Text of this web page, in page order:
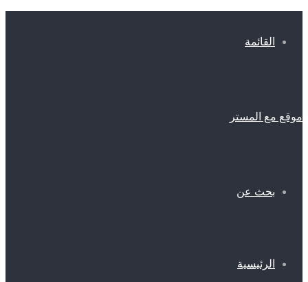
القائمة
موقع مع المستر
بحث عن
الرئيسية